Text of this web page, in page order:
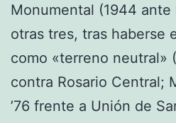
Monumental (1944 ante
otras tres, tras haberse
como «terreno neutral»
contra Rosario Central;
’76 frente a Unión de